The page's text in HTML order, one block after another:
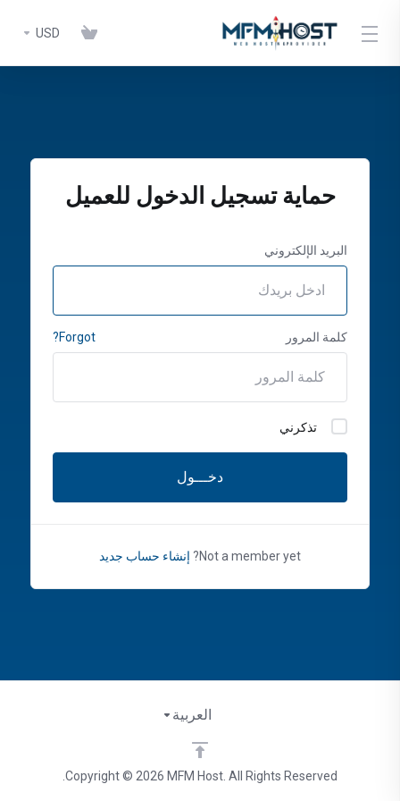
USD
حماية تسجيل الدخول للعميل
البريد الإلكتروني
كلمة المرور Forgot?
تذكرني
دخـــول
Not a member yet? إنشاء حساب جديد
Copyright © 2026 MFM Host. All Rights Reserved.
العربية